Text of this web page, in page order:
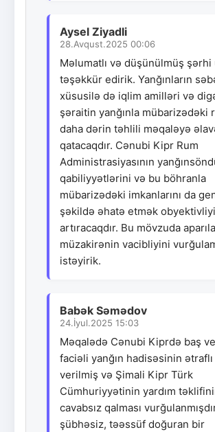
Aysel Ziyadli
28.Avqust.2025 00:06
Məlumatlı və düşünülmüş şərhi
təşəkkür edirik. Yanğınların
xüsusilə də iqlim amilləri və
şəraitin yanğınla mübarizədəki
daha dərin təhlili məqaləyə
qatacaqdır. Cənubi Kipr Rum
Administrasiyasının
qabiliyyətlərini və bu böhranla
mübarizədəki imkanlarını da
şəkildə əhatə etmək obyektivliyi
artıracaqdır. Bu mövzuda
müzakirənin vacibliyini
istəyirik.
Babək Səmədov
24.İyul.2025 15:03
Məqalədə Cənubi Kiprdə baş
faciəli yanğın hadisəsinin
verilmiş və Şimali Kipr Türk
Cümhuriyyətinin yardım
cavabsız qalması
şübhəsiz, təəssüf doğuran bir